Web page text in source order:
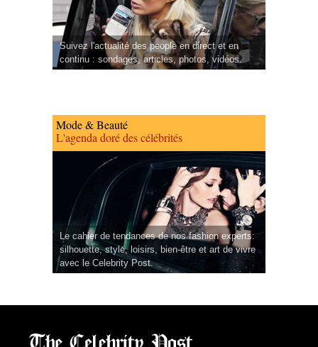
Suivez l'actualité des people en direct et en
continu : sondages, articles, photos, vidéos.
Mode & Beauté
L'agenda doré des célébrités
Le cahier de tendances de nos fashion experts:
silhouette, style, loisirs, bien-être et art de vivre
avec le Celebrity Post.